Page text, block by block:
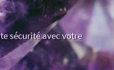
sécurité avec votre